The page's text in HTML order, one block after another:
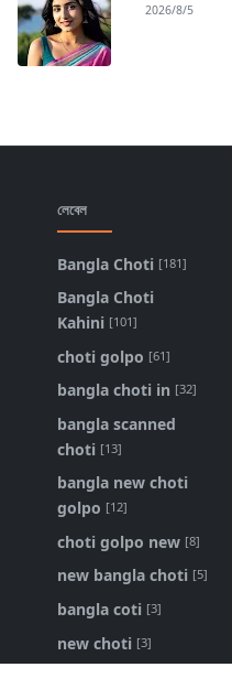
2026/8/5
লেবেল
Bangla Choti [181]
Bangla Choti
Kahini [101]
choti golpo [61]
bangla choti in [32]
bangla scanned
choti [13]
bangla new choti
golpo [12]
choti golpo new [8]
new bangla choti [5]
bangla coti [3]
new choti [3]